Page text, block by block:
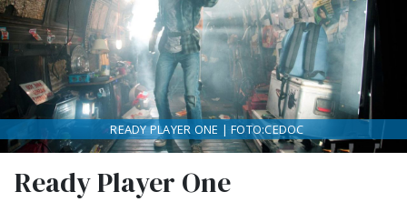
Ready Player One
READY PLAYER ONE | FOTO:CEDOC